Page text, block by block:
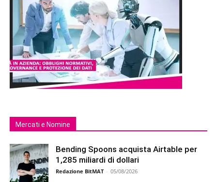
Mercati e Nomine
Bending Spoons acquista Airtable per
1,285 miliardi di dollari
Redazione BitMAT - 05/08/2026